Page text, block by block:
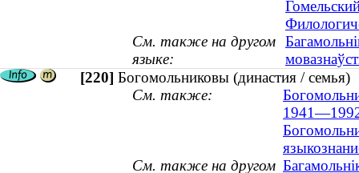
См. также на другом
языке:
[220] Богомольниковы (династия / семья)
См. также:
См. также на другом